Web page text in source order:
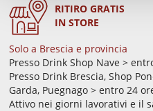
RITIRO GRATIS
IN STORE
Solo a Brescia e provincia
Presso Drink Shop Nave >
Presso Drink Brescia, Shop
Garda, Puegnago > entro 24
Attivo nei giorni lavorativi e il